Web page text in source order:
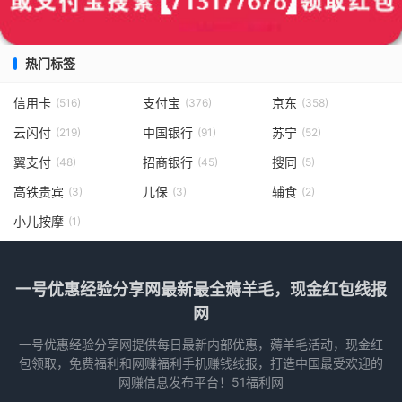
热门标签
信用卡 (516) 支付宝 (376) 京东 (358)
云闪付 (219) 中国银行 (91) 苏宁 (52)
翼支付 (48) 招商银行 (45) 搜同 (5)
高铁贵宾 (3) 儿保 (3) 辅食 (2)
小儿按摩 (1)
一号优惠经验分享网最新最全薅羊毛，现金红包线报
网
一号优惠经验分享网提供每日最新内部优惠，薅羊毛活动，现金红
包领取，免费福利和网赚福利手机赚钱线报，打造中国最受欢迎的
网赚信息发布平台！51福利网